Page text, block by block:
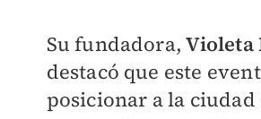
Su fundadora, Violeta
destacó que este
posicionar a la